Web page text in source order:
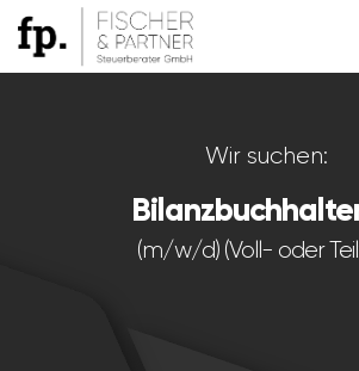
Wir suchen:
(m/w/d) (Voll- oder